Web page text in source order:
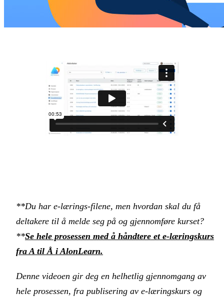
**Du har e-lærings-filene, men hvordan skal du få
deltakere til å melde seg på og gjennomføre kurset?
**‍Se hele prosessen med å håndtere et e-læringskurs
fra A til Å i AlonLearn.
Denne videoen gir deg en helhetlig gjennomgang av
hele prosessen, fra publisering av e-læringskurs og